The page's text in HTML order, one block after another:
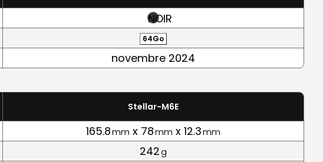
NOIR
64Go
novembre 2024
Stellar-M6E
165.8mm x 78mm x 12.3mm
242g